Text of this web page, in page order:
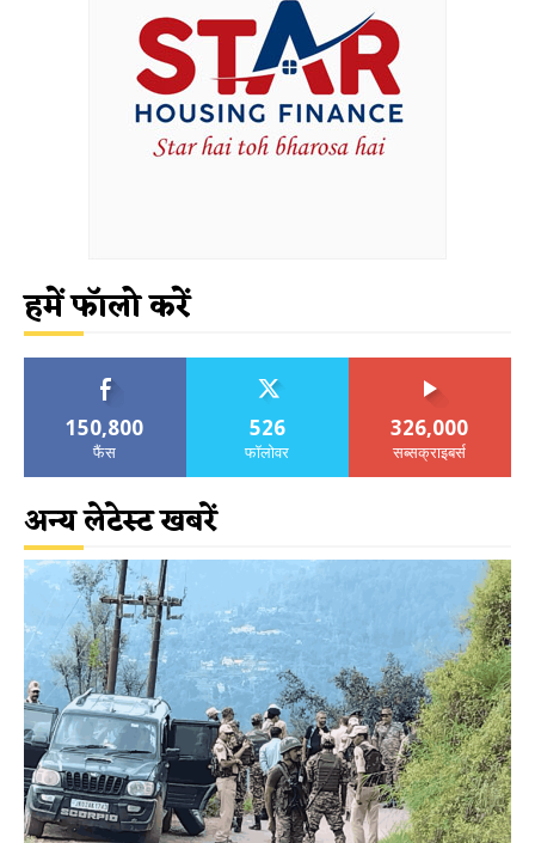
हमें फॉलो करें
150,800
फैंस
526
फॉलोवर
326,000
सब्सक्राइबर्स
अन्य लेटेस्ट खबरें